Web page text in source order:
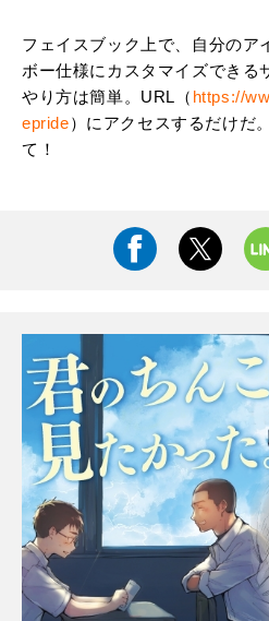
フェイスブック上で、自分のア
ボー仕様にカスタマイズできる
やり方は簡単。URL（ https://
epride）にアクセスするだけだ
て！